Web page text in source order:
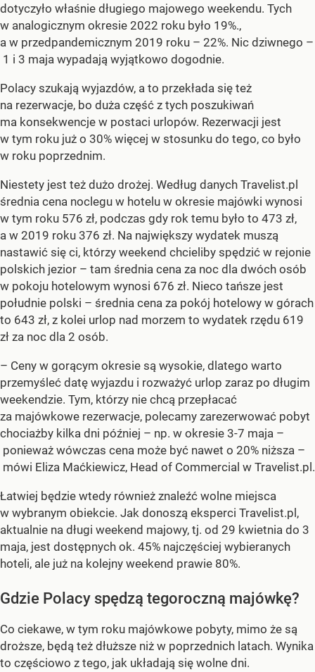
dotyczyło właśnie długiego majowego weekendu. Tych
w analogicznym okresie 2022 roku było 19%.,
a w przedpandemicznym 2019 roku – 22%. Nic dziwnego –
1 i 3 maja wypadają wyjątkowo dogodnie.
Polacy szukają wyjazdów, a to przekłada się też
na rezerwacje, bo duża część z tych poszukiwań
ma konsekwencje w postaci urlopów. Rezerwacji jest
w tym roku już o 30% więcej w stosunku do tego, co było
w roku poprzednim.
Niestety jest też dużo drożej. Według danych Travelist.pl
średnia cena noclegu w hotelu w okresie majówki wynosi
w tym roku 576 zł, podczas gdy rok temu było to 473 zł,
a w 2019 roku 376 zł. Na największy wydatek muszą
nastawić się ci, którzy weekend chcieliby spędzić w rejonie
polskich jezior – tam średnia cena za noc dla dwóch osób
w pokoju hotelowym wynosi 676 zł. Nieco tańsze jest
południe polski – średnia cena za pokój hotelowy w górach
to 643 zł, z kolei urlop nad morzem to wydatek rzędu 619
zł za noc dla 2 osób.
– Ceny w gorącym okresie są wysokie, dlatego warto
przemyśleć datę wyjazdu i rozważyć urlop zaraz po długim
weekendzie. Tym, którzy nie chcą przepłacać
za majówkowe rezerwacje, polecamy zarezerwować pobyt
chociażby kilka dni później – np. w okresie 3-7 maja –
ponieważ wówczas cena może być nawet o 20% niższa –
mówi Eliza Maćkiewicz, Head of Commercial w Travelist.pl.
Łatwiej będzie wtedy również znaleźć wolne miejsca
w wybranym obiekcie. Jak donoszą eksperci Travelist.pl,
aktualnie na długi weekend majowy, tj. od 29 kwietnia do 3
maja, jest dostępnych ok. 45% najczęściej wybieranych
hoteli, ale już na kolejny weekend prawie 80%.
Gdzie Polacy spędzą tegoroczną majówkę?
Co ciekawe, w tym roku majówkowe pobyty, mimo że są
droższe, będą też dłuższe niż w poprzednich latach. Wynika
to częściowo z tego, jak układają się wolne dni.